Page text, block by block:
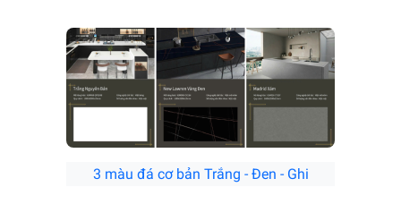
3 màu đá cơ bản Trắng - Đen - Ghi